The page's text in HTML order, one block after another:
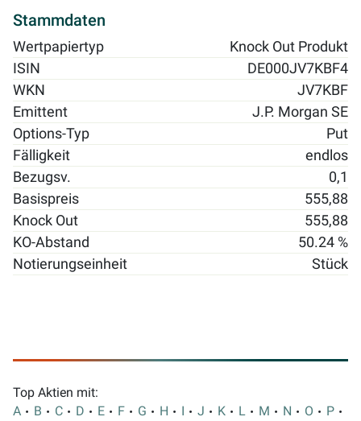
Stammdaten
Wertpapiertyp
Knock Out Produkt
ISIN
DE000JV7KBF4
WKN
JV7KBF
Emittent
J.P. Morgan SE
Options-Typ
Put
Fälligkeit
endlos
Bezugsv.
0,1
Basispreis
555,88
Knock Out
555,88
KO-Abstand
50.24 %
Notierungseinheit
Stück
Top Aktien mit:
A
B C D E F G H I J K L M N O
P